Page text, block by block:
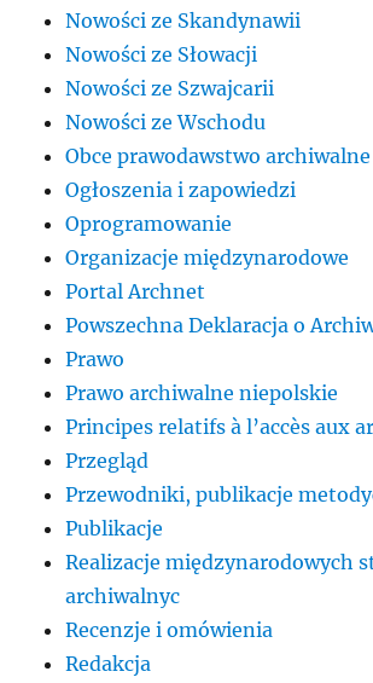
Nowości ze Skandynawii
Nowości ze Słowacji
Nowości ze Szwajcarii
Nowości ze Wschodu
Obce prawodawstwo archiwalne
Ogłoszenia i zapowiedzi
Oprogramowanie
Organizacje międzynarodowe
Portal Archnet
Powszechna Deklaracja o
Prawo
Prawo archiwalne niepolskie
Principes relatifs à l’accès aux
Przegląd
Przewodniki, publikacje
Publikacje
Realizacje międzynarodowych
archiwalnyc
Recenzje i omówienia
Redakcja